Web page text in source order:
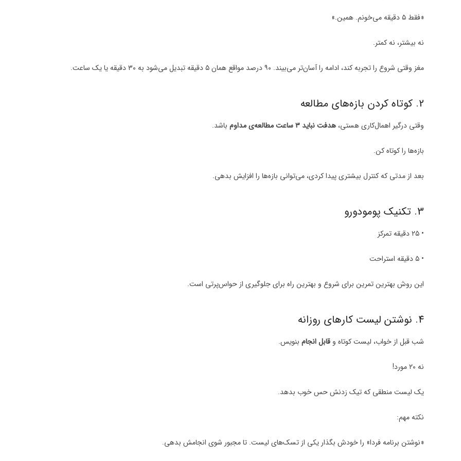
«فقط ۵ دقیقه می‌خونم. همین.»
نه بیشتر، نه کمتر.
مغز وقتی شروع را تجربه کند، ادامه را آسان‌تر می‌بیند. ۹۰ درصد مواقع همان ۵ دقیقه تبدیل می‌شود به ۳۰ دقیقه یا یک ساعت.
2. کوتاه کردن بازه‌های مطالعه
وقتی درگیر اهمال‌کاری هستی،هدفت نباید ۳ ساعت مطالعه‌ی مداوم باشد.
بازه‌ها را کوتاه کن.
بعد از مدتی که کنترل بیشتری پیدا کردی، می‌توانی بازه‌ها را افزایش بدهی.
3. تکنیک پومودورو
• ۲۵ دقیقه تمرکز
• ۵ دقیقه استراحت
این روش بهترین تمرین برای شروع و بهترین راه برای جلوگیری از حواس‌پرتی است.
4. نوشتن لیست کارهای روزانه
شب قبل از خواب، لیست کوتاه و قابل انجام بنویس.
نه ۲۰ مورد!
یک لیست منطقی که تیک زدنش حس خوب بدهد.
نکته مهم:
«نوشتن برنامه فردا» را خودش بگذار یکی از تسک‌های لیست. تا مجبور شوی انجامش بدهی.